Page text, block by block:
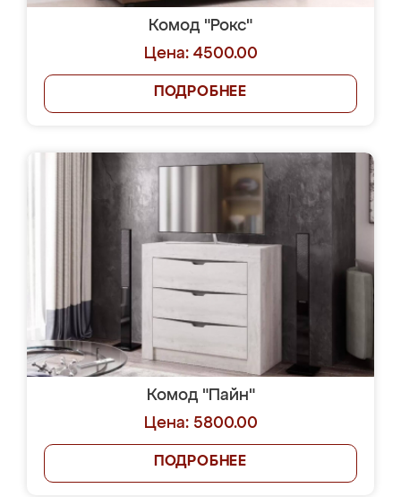
Комод "Рокс"
Цена: 4500.00
ПОДРОБНЕЕ
Комод "Пайн"
Цена: 5800.00
ПОДРОБНЕЕ